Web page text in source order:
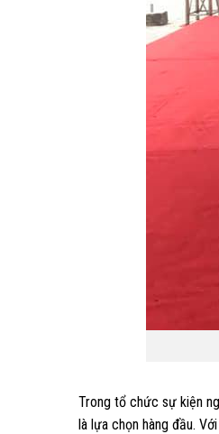
Trong tổ chức sự kiện
là lựa chọn hàng đầu.